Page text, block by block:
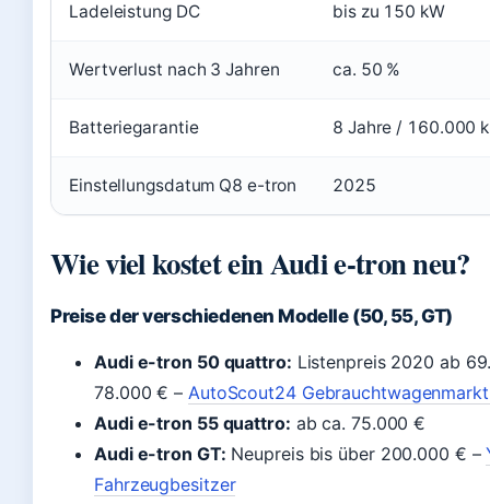
Ladeleistung DC bis zu 150 kW
Wertverlust nach 3 Jahren ca. 50 %
Batteriegarantie 8 Jahre / 160.000
Einstellungsdatum Q8 e-tron 2025
Wie viel kostet ein Audi e-tron neu?
Preise der verschiedenen Modelle (50, 55, GT)
Audi e-tron 50 quattro: Listenpreis 2020 ab
78.000 € – AutoScout24
Audi e-tron 55 quattro: ab ca. 75.000 €
Audi e-tron GT: Neupreis bis über 200.000 € –
Fahrzeugbesitzer